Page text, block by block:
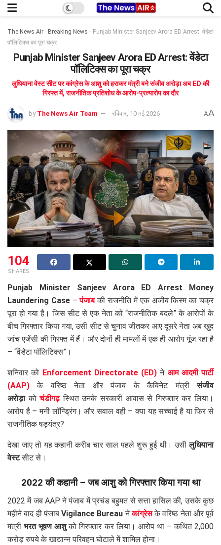
The News Air - Breaking News - Punjab Minister Sanjeev Arora ED Arrest: वेंडेटा
पॉलिटिक्स का पूरा चक्र
Punjab Minister Sanjeev Arora ED Arrest: वेंडेटा
पॉलिटिक्स का पूरा चक्र
लुधियाना वेस्ट सीट पर कांग्रेस के आशु को हराकर मंत्री बने संजीव अरोड़ा अब ED की
गिरफ्त में, राजनीतिक प्रतिशोध के आरोप-प्रत्यारोप का दौर
by The News Air Team रविवार, 10 मई 2026 AA
104
SHARES
Punjab Minister Sanjeev Arora ED Arrest Money
Laundering Case–पंजाबकी राजनीति में एक अजीब किस्म का चक्र
पूरा हो गया है। जिस सीट से एक नेता को “राजनीतिक बदले” के आरोपों के
बीच गिरफ्तार किया गया, उसी सीट से चुनाव जीतकर आए दूसरे नेता अब खुद
जांच एजेंसी की गिरफ्त में हैं। और दोनों ही मामलों में एक ही आरोप गूंज रहा है
– “वेंडेटा पॉलिटिक्स”।
शनिवार को Enforcement Directorate (ED) ने आम आदमी पार्टी
(AAP) के वरिष्ठ नेता और पंजाब के कैबिनेट मंत्रीसंजीव
अरोड़ाकोचंडीगढ़स्थित उनके सरकारी आवास से गिरफ्तार कर लिया।
आरोप है – मनी लॉन्ड्रिंग। और सवाल वही – क्या यह सच्चाई है या फिर से
राजनीतिक षड्यंत्र?
देखा जाए तो यह कहानी करीब चार साल पहले शुरू हुई थी। उसीलुधियाना
वेस्टसीट से।
2022 की कहानी – जब आशु को गिरफ्तार किया गया था
2022 में जब AAP ने पंजाब में प्रचंड बहुमत से सत्ता हासिल की, उसके कुछ
महीने बाद ही पंजाब Vigilance Bureau नेकांग्रेसके वरिष्ठ नेता और पूर्व
मंत्रीभरत भूषण आशुको गिरफ्तार कर लिया। आरोप था – कथित 2,000
करोड़ रुपये के खाद्यान्न परिवहन घोटाले में शामिल होना।